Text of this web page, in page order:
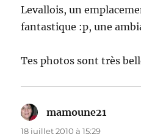
Levallois, un
fantastique :p, une
Tes photos sont très
mamoune21
18 juillet 2010 à 15:29